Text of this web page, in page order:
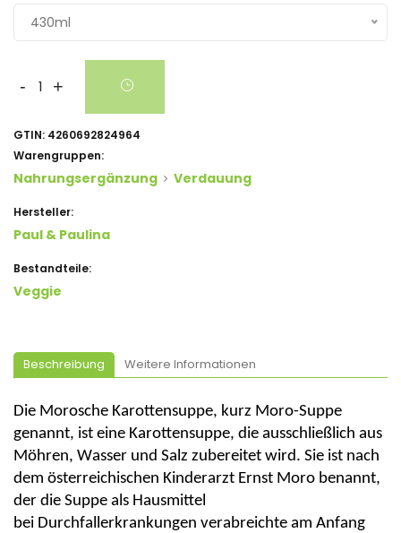
430ml
- +
GTIN: 4260692824964
Warengruppen:
Nahrungsergänzung Verdauung
Hersteller:
Paul & Paulina
Bestandteile:
Veggie
Beschreibung Weitere Informationen
Die Morosche Karottensuppe, kurz Moro-Suppe
genannt, ist eine Karottensuppe, die ausschließlich aus
Möhren, Wasser und Salz zubereitet wird. Sie ist nach
dem österreichischen Kinderarzt Ernst Moro benannt,
der die Suppe als Hausmittel
bei Durchfallerkrankungen verabreichte am Anfang